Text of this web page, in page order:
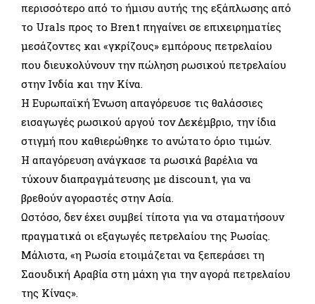
περισσότερο από το ήμισυ αυτής της εξάπλωσης από
τo Urals προς το Brent πηγαίνει σε επιχειρηματίες
μεσάζοντες και «γκρίζους» εμπόρους πετρελαίου
που διευκολύνουν την πώληση ρωσικού πετρελαίου
στην Ινδία και την Κίνα.
Η Ευρωπαϊκή Ένωση απαγόρευσε τις θαλάσσιες
εισαγωγές ρωσικού αργού τον Δεκέμβριο, την ίδια
στιγμή που καθιερώθηκε το ανώτατο όριο τιμών.
Η απαγόρευση ανάγκασε τα ρωσικά βαρέλια να
τύχουν διαπραγμάτευσης με discount, για να
βρεθούν αγοραστές στην Ασία.
Ωστόσο, δεν έχει συμβεί τίποτα για να σταματήσουν
πραγματικά οι εξαγωγές πετρελαίου της Ρωσίας.
Μάλιστα, «η Ρωσία ετοιμάζεται να ξεπεράσει τη
Σαουδική Αραβία στη μάχη για την αγορά πετρελαίου
της Κίνας».